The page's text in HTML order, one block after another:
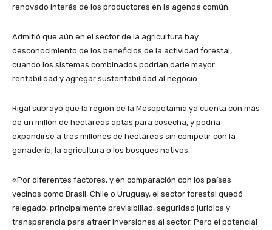
renovado interés de los productores en la agenda común.
Admitió que aún en el sector de la agricultura hay
desconocimiento de los beneficios de la actividad forestal,
cuando los sistemas combinados podrian darle mayor
rentabilidad y agregar sustentabilidad al negocio.
Rigal subrayó que la región de la Mesopotamia ya cuenta con más
de un millón de hectáreas aptas para cosecha, y podría
expandirse a tres millones de hectáreas sin competir con la
ganadería, la agricultura o los bosques nativos.
«Por diferentes factores, y en comparación con los países
vecinos como Brasil, Chile o Uruguay, el sector forestal quedó
relegado, principalmente previsibiliad, seguridad juridica y
transparencia para atraer inversiones al sector. Pero el potencial